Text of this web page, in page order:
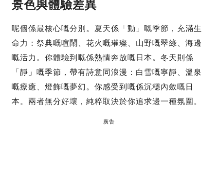
景色與體驗差異
呢個係最核心嘅分別。夏天係「動」嘅季節，充滿生
命力：祭典嘅喧鬧、花火嘅璀璨、山野嘅翠綠、海邊
嘅活力。你體驗到嘅係熱情奔放嘅日本。冬天則係
「靜」嘅季節，帶有詩意同浪漫：白雪嘅寧靜、溫泉
嘅療癒、燈飾嘅夢幻。你感受到嘅係沉穩內斂嘅日
本。兩者無分好壞，純粹取決於你追求邊一種氛圍。
廣告